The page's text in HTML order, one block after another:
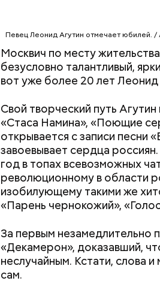
Певец Леонид Агутин отмечает юбилей.
Москвич по месту
безусловно талантливый,
вот уже более 20 лет
Свой творческий путь
«Стаса Намина», «Поющие
открывается с записи песни
завоевывает сердца
год в топах всевозможных
революционному в области
изобилующему такими же
«Парень чернокожий»,
За первым незамедлительно
«Декамерон», доказавший,
неслучайным. Кстати, слова
сам.
А еще, удержав меч палача,
мужей, невинно осужденных
Дебошир и
силовиков: кто
Гилман, которого
освободить США